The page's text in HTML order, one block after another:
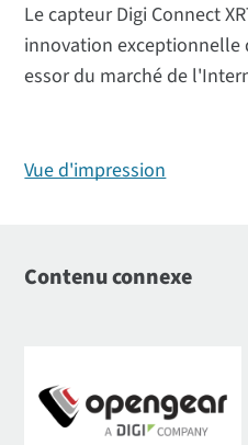
Le capteur Digi Connect
innovation exceptionnelle
essor du marché de
Vue d'impression
Contenu connexe